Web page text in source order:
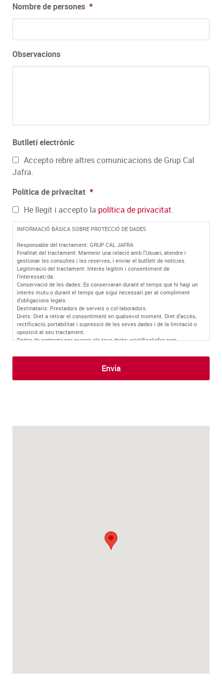
barra
MM
Nombre de persones *
Observacions
Butlletí electrònic
Accepto rebre altres comunicacions de Grup Cal
Jafra.
Política de privacitat *
He llegit i accepto la política de privacitat.
INFORMACIÓ BÀSICA SOBRE PROTECCIÓ DE DADES
Responsable del tractament: GRUP CAL JAFRA
Finalitat del tractament: Mantenir una relació amb l'Usuari, atendre i
gestionar les consultes i les reserves, i enviar el butlletí de notícies.
Legitimació del tractament: Interès legítim i consentiment de
l'interessat/da.
Conservació de les dades: Es conservaran durant el temps que hi hagi un
interès mutu o durant el temps que sigui necessari per al compliment
d'obligacions legals.
Destinataris: Prestadors de serveis o col·laboradors.
Drets: Dret a retirar el consentiment en qualsevol moment. Dret d'accés,
rectificació, portabilitat i supressió de les seves dades i de la limitació o
oposició al seu tractament.
Dades de contacte per exercir els teus drets: oriol@caljafra.com
Privacitat.